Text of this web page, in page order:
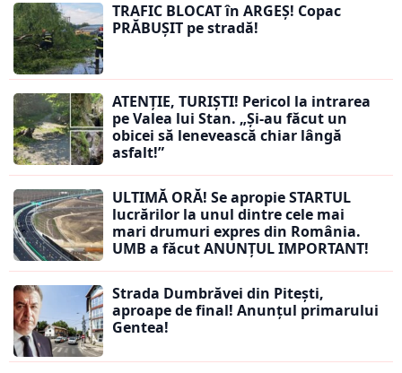
TRAFIC BLOCAT în ARGEȘ! Copac
PRĂBUȘIT pe stradă!
ATENȚIE, TURIȘTI! Pericol la intrarea
pe Valea lui Stan. „Și-au făcut un
obicei să lenevească chiar lângă
asfalt!”
ULTIMĂ ORĂ! Se apropie STARTUL
lucrărilor la unul dintre cele mai
mari drumuri expres din România.
UMB a făcut ANUNȚUL IMPORTANT!
Strada Dumbrăvei din Pitești,
aproape de final! Anunțul primarului
Gentea!